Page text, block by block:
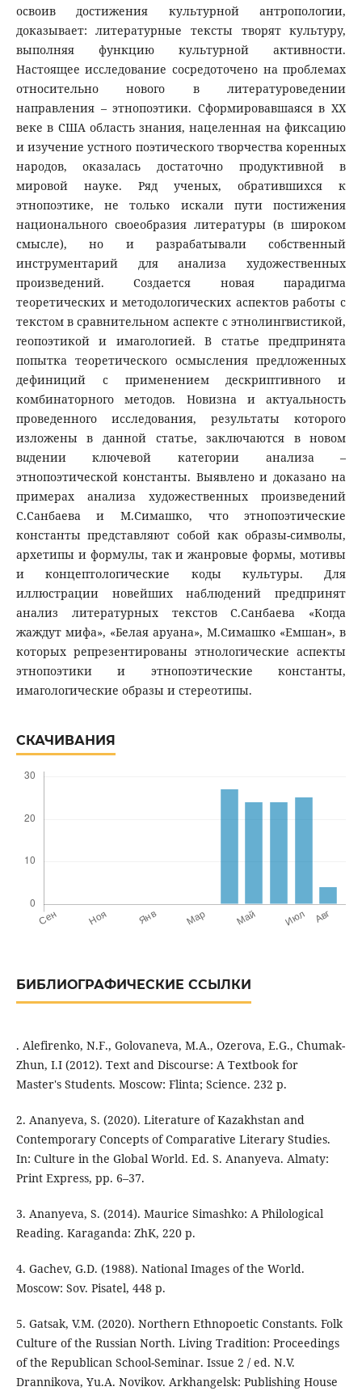
освоив достижения культурной антропологии,
доказывает: литературные тексты творят культуру,
выполняя функцию культурной активности.
Настоящее исследование сосредоточено на проблемах
относительно нового в литературоведении
направления – этнопоэтики. Сформировавшаяся в ХХ
веке в США область знания, нацеленная на фиксацию
и изучение устного поэтического творчества коренных
народов, оказалась достаточно продуктивной в
мировой науке. Ряд ученых, обратившихся к
этнопоэтике, не только искали пути постижения
национального своеобразия литературы (в широком
смысле), но и разрабатывали собственный
инструментарий для анализа художественных
произведений. Создается новая парадигма
теоретических и методологических аспектов работы с
текстом в сравнительном аспекте с этнолингвистикой,
геопоэтикой и имагологией. В статье предпринята
попытка теоретического осмысления предложенных
дефиниций с применением дескриптивного и
комбинаторного методов. Новизна и актуальность
проведенного исследования, результаты которого
изложены в данной статье, заключаются в новом
видении ключевой категории анализа –
этнопоэтической константы. Выявлено и доказано на
примерах анализа художественных произведений
С.Санбаева и М.Симашко, что этнопоэтические
константы представляют собой как образы-символы,
архетипы и формулы, так и жанровые формы, мотивы
и концептологические коды культуры. Для
иллюстрации новейших наблюдений предпринят
анализ литературных текстов С.Санбаева «Когда
жаждут мифа», «Белая аруана», М.Симашко «Емшан», в
которых репрезентированы этнологические аспекты
этнопоэтики и этнопоэтические константы,
имагологические образы и стереотипы.
СКАЧИВАНИЯ
БИБЛИОГРАФИЧЕСКИЕ ССЫЛКИ
. Alefirenko, N.F., Golovaneva, M.A., Ozerova, E.G., Chumak-
Zhun, I.I (2012). Text and Discourse: A Textbook for
Master's Students. Moscow: Flinta; Science. 232 p.
2. Ananyeva, S. (2020). Literature of Kazakhstan and
Contemporary Concepts of Comparative Literary Studies.
In: Culture in the Global World. Ed. S. Ananyeva. Almaty:
Print Express, pp. 6–37.
3. Ananyeva, S. (2014). Maurice Simashko: A Philological
Reading. Karaganda: ZhK, 220 р.
4. Gachev, G.D. (1988). National Images of the World.
Moscow: Sov. Pisatel, 448 p.
5. Gatsak, V.M. (2020). Northern Ethnopoetic Constants. Folk
Culture of the Russian North. Living Tradition: Proceedings
of the Republican School-Seminar. Issue 2 / ed. N.V.
Drannikova, Yu.A. Novikov. Arkhangelsk: Publishing House